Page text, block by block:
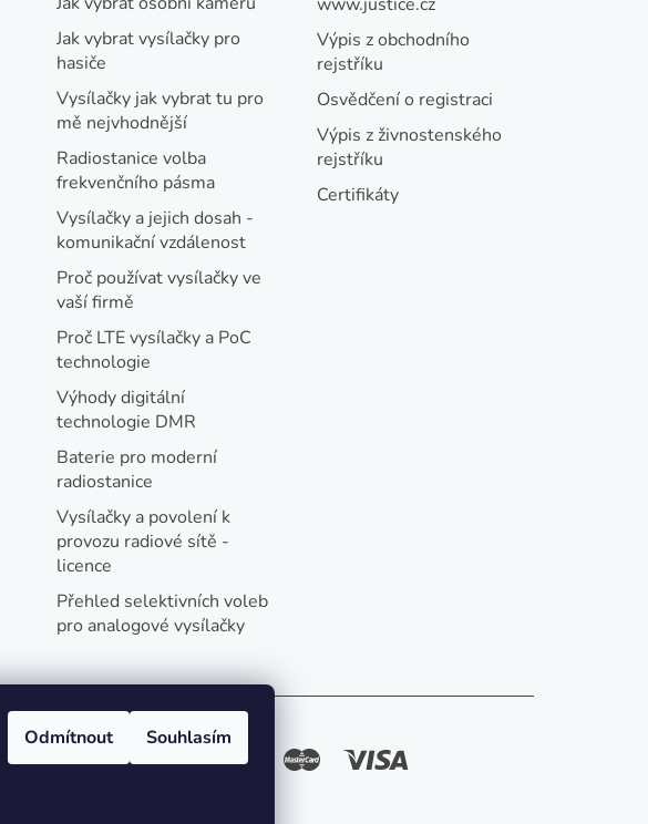
Odmítnout Souhlasím
c
í
p
r
v
k
y
v
ý
p
i
s
u
Jak vybrat vysílačky pro
hasiče
Vysílačky jak vybrat tu pro
mě nejvhodnější
Radiostanice volba
frekvenčního pásma
Vysílačky a jejich dosah -
komunikační vzdálenost
Proč používat vysílačky ve
vaší firmě
Proč LTE vysílačky a PoC
technologie
Výhody digitální
technologie DMR
Baterie pro moderní
radiostanice
Vysílačky a povolení k
provozu radiové sítě -
licence
Přehled selektivních voleb
pro analogové vysílačky
Výpis z obchodního
rejstříku
Osvědčení o registraci
Výpis z živnostenského
rejstříku
Certifikáty
Oblíbené způsoby platby: